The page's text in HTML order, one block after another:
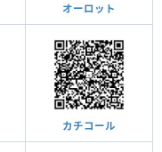
オーロット
カチコール